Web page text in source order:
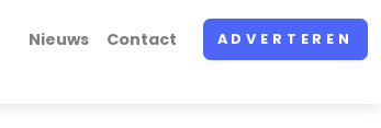
Nieuws Contact ADVERTEREN